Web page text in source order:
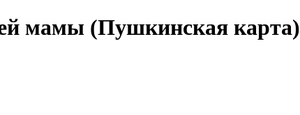
мамы (Пушкинская карта)